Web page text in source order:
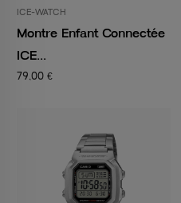
ICE-WATCH
Montre Enfant Connectée
ICE...
79,00 €